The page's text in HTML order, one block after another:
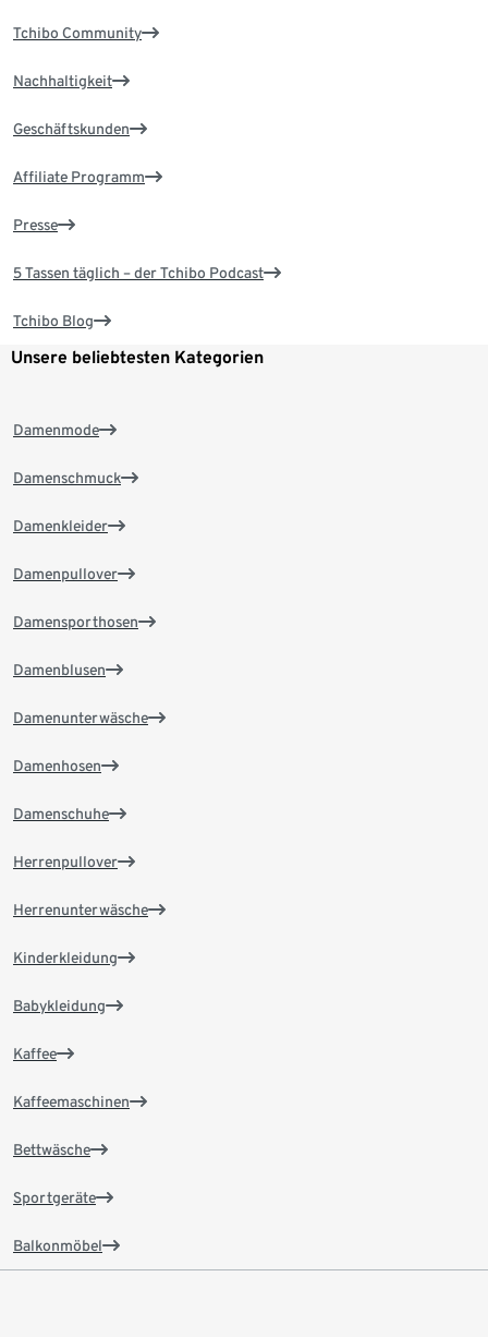
Tchibo Community
Nachhaltigkeit
Geschäftskunden
Affiliate Programm
Presse
5 Tassen täglich – der Tchibo Podcast
Tchibo Blog
Unsere beliebtesten Kategorien
Damenmode
Damenschmuck
Damenkleider
Damenpullover
Damensporthosen
Damenblusen
Damenunterwäsche
Damenhosen
Damenschuhe
Herrenpullover
Herrenunterwäsche
Kinderkleidung
Babykleidung
Kaffee
Kaffeemaschinen
Bettwäsche
Sportgeräte
Balkonmöbel